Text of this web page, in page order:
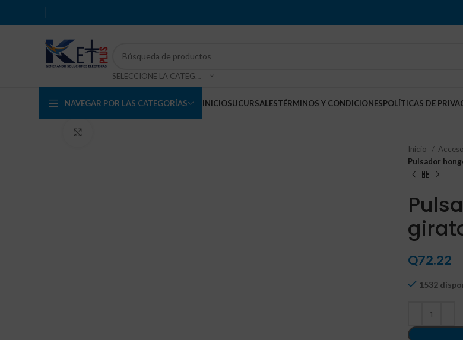
SELECCIONE LA CATEGORÍA
NAVEGAR POR LAS CATEGORÍAS INICIOSUCURSALESTÉRMINOS Y CONDICIONESPOLÍTICAS DE
Inicio
Pulsador
Q72.22
1532